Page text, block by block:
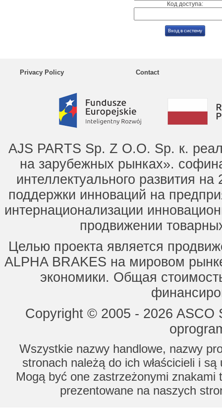
Код доступа:
Privacy Policy Contact
AJS PARTS Sp. Z O.O. Sp. к.
на зарубежных рынках».
интеллектуального развития
поддержки инноваций на
интернационализации
продвижении
Целью проекта является
ALPHA BRAKES на мировом
экономики. Общая
Copyright © 2005 - 2026
Wszystkie nazwy handlowe, nazwy
stronach należą do ich właścicieli i
Mogą być one zastrzeżonymi znakami
prezentowane na naszych